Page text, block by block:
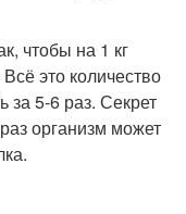
чтобы на 1 кг
это количество
за 5-6 раз. Секрет
организм может